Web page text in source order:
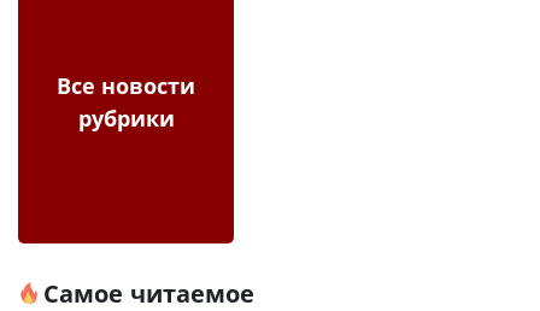
Все новости
рубрики
Самое читаемое